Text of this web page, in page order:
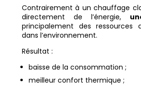
Contrairement à un chauffage
directement de l’énergie,
principalement des ressources
dans l’environnement.
Résultat :
baisse de la consommation ;
meilleur confort thermique ;